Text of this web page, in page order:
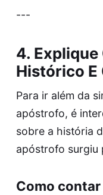
---
4.
Histórico E
Para ir além da
apóstrofo, é
sobre a história
apóstrofo surgiu
Como